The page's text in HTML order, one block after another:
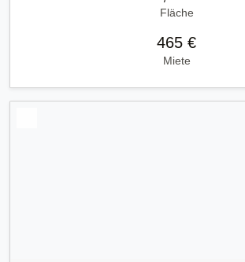
Fläche
465 €
Miete